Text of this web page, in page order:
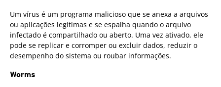
Um vírus é um programa malicioso que se anexa a arquivos
ou aplicações legítimas e se espalha quando o arquivo
infectado é compartilhado ou aberto. Uma vez ativado, ele
pode se replicar e corromper ou excluir dados, reduzir o
desempenho do sistema ou roubar informações.
Worms